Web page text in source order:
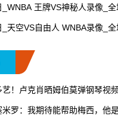
王牌VS神秘人录像_全
天空VS自由人 WNBA录像_全
！卢克肖晒姆伯莫弹钢琴视频
罗：我期待能帮助梅西，他是